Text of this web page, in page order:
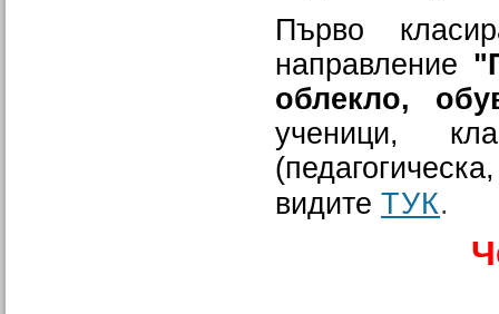
Първо
направление
облекло,
ученици,
видите ТУК.